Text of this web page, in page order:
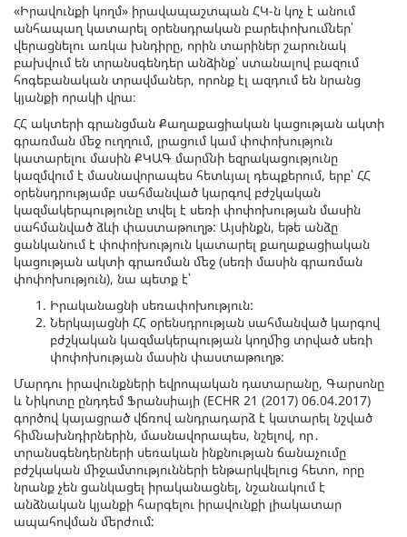
«Իրավունքի կողմ» իրավապաշտպան ՀԿ-ն կոչ է անում
անհապաղ կատարել օրենսդրական բարեփոխումներ՝
վերացնելու առկա խնդիրը, որին տարիներ շարունակ
բախվում են տրանսգենդեր անձինք՝ ստանալով բազում
հոգեբանական տրավմաներ, որոնք էլ ազդում են նրանց
կյանքի որակի վրա։
ՀՀ ակտերի գրանցման Քաղաքացիական կացության ակտի
գրառման մեջ ուղղում, լրացում կամ փոփոխություն
կատարելու մասին ՔԿԱԳ մարմնի եզրակացությունը
կազմվում է մասնավորապես հետևյալ դեպքերում, երբ՝ ՀՀ
օրենսդրությամբ սահմանված կարգով բժշկական
կազմակերպությունը տվել է սեռի փոփոխության մասին
սահմանված ձևի փաստաթուղթ: Այսինքն, եթե անձը
ցանկանում է փոփոխություն կատարել քաղաքացիական
կացության ակտի գրառման մեջ (սեռի մասին գրառման
փոփոխություն), նա պետք է՝
Իրականացնի սեռափոխություն:
Ներկայացնի ՀՀ օրենսդրության սահմանված կարգով
բժշկական կազմակերպության կողմից տրված սեռի
փոփոխության մասին փաստաթուղթ:
Մարդու իրավունքների եվրոպական դատարանը, Գարսոնը
և Նիկոտը ընդդեմ Ֆրանսիայի (ECHR 21 (2017) 06.04.2017)
գործով կայացրած վճռով անդրադարձ է կատարել նշված
հիմնախնդիրներին, մասնավորապես, նշելով, որ․
տրանսգենդերների սեռական ինքնության ճանաչումը
բժշկական միջամտությունների ենթարկվելուց հետո, որը
նրանք չեն ցանկացել իրականացնել, նշանակում է
անձնական կյանքի հարգելու իրավունքի լիակատար
ապահովման մերժում: